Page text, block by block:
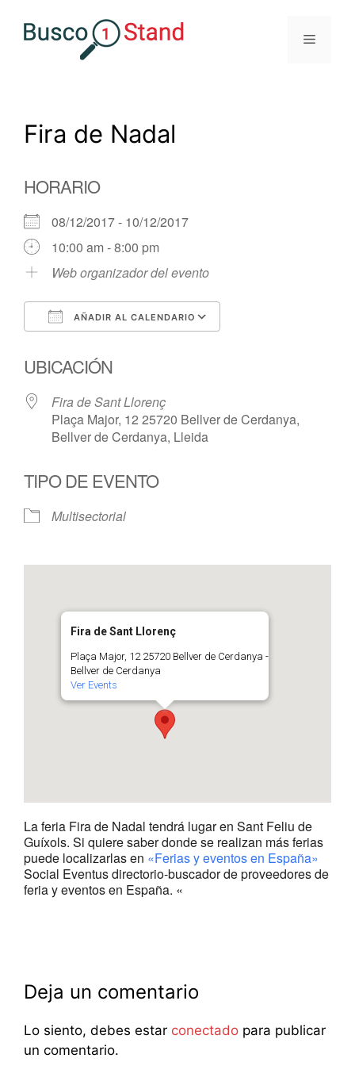
Menú
Fira de Nadal
HORARIO
08/12/2017 - 10/12/2017
10:00 am - 8:00 pm
Web organizador del evento
AÑADIR AL CALENDARIO
UBICACIÓN
Fira de Sant Llorenç
Plaça Major, 12 25720 Bellver de Cerdanya,
Bellver de Cerdanya, Lleida
TIPO DE EVENTO
Multisectorial
Fira de Sant Llorenç
Plaça Major, 12 25720 Bellver de Cerdanya -
Bellver de Cerdanya
Ver Events
La feria Fira de Nadal tendrá lugar en Sant Feliu de
Guíxols. Si quiere saber donde se realizan más ferias
puede localizarlas en «Ferias y eventos en España»
Social Eventus directorio-buscador de proveedores de
feria y eventos en España. «
Deja un comentario
Lo siento, debes estar conectado para publicar
un comentario.